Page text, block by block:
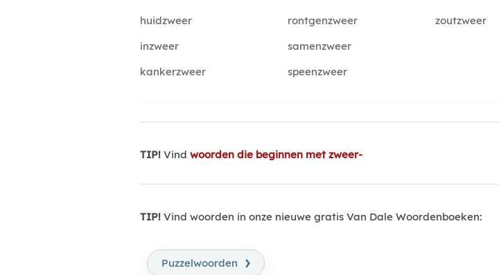
huidzweer
rontgenzweer
zoutzweer
inzweer
samenzweer
kankerzweer
speenzweer
TIP! Vind woorden die beginnen met zweer-
TIP! Vind woorden in onze nieuwe gratis Van Dale Woordenboeken:
Puzzelwoorden ›